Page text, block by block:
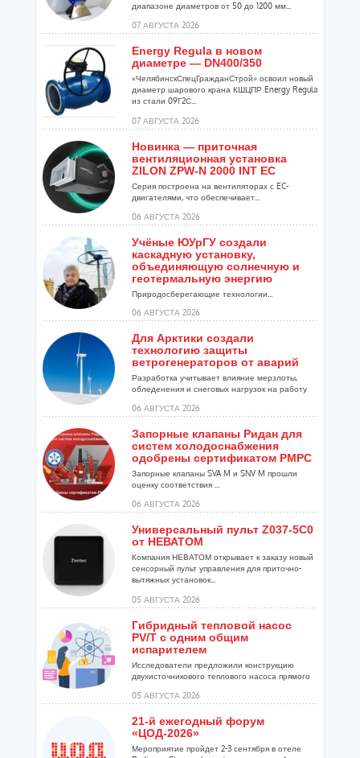
диапазоне диаметров от 50 до 1200 мм...
07 АВГУСТА 2026
Energy Regula в новом
диаметре — DN400/350
«ЧелябинскСпецГражданСтрой» освоил новый
диаметр шарового крана КШЦПР Energy Regula
из стали 09Г2С...
07 АВГУСТА 2026
Новинка — приточная
вентиляционная установка
ZILON ZPW-N 2000 INT EC
Серия построена на вентиляторах с EC-
двигателями, что обеспечивает...
06 АВГУСТА 2026
Учёные ЮУрГУ создали
каскадную установку,
объединяющую солнечную и
геотермальную энергию
Природосберегающие технологии...
06 АВГУСТА 2026
Для Арктики создали
технологию защиты
ветрогенераторов от аварий
Разработка учитывает влияние мерзлоты,
обледенения и снеговых нагрузок на работу
06 АВГУСТА 2026
Запорные клапаны Ридан для
систем холодоснабжения
одобрены сертификатом РМРС
Запорные клапаны SVA M и SNV M прошли
оценку соответствия ...
06 АВГУСТА 2026
Универсальный пульт Z037-5C0
от НЕВАТОМ
Компания НЕВАТОМ открывает к заказу новый
сенсорный пульт управления для приточно-
вытяжных установок...
05 АВГУСТА 2026
Гибридный тепловой насос
PV/T с одним общим
испарителем
Исследователи предложили конструкцию
двухисточникового теплового насоса прямого
05 АВГУСТА 2026
21-й ежегодный форум
«ЦОД-2026»
Мероприятие пройдет 2-3 сентября в отеле